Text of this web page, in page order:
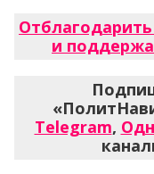
и
Telegram,